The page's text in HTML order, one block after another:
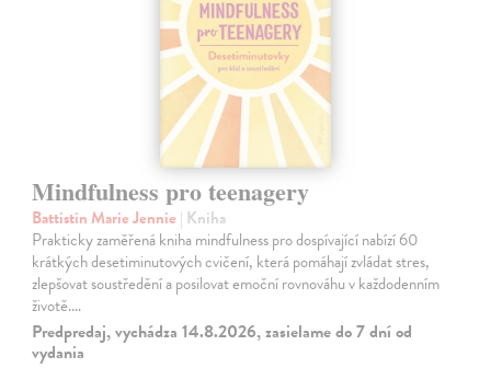
Mindfulness pro teenagery
Battistin Marie Jennie | Kniha
Prakticky zaměřená kniha mindfulness pro dospívající nabízí 60
krátkých desetiminutových cvičení, která pomáhají zvládat stres,
zlepšovat soustředění a posilovat emoční rovnováhu v každodenním
životě.…
Predpredaj, vychádza 14.8.2026, zasielame do 7 dní od
vydania